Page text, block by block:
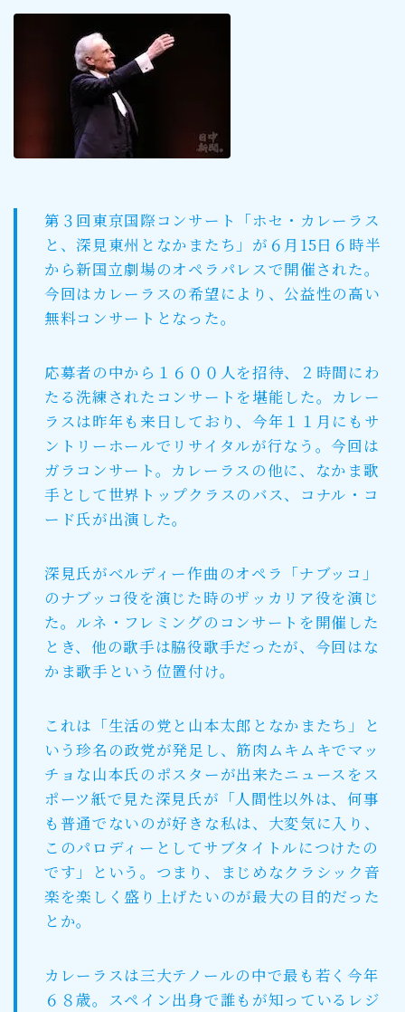
第３回東京国際コンサート「ホセ・カレーラス
と、深見東州となかまたち」が６月15日６時半
から新国立劇場のオペラパレスで開催された。
今回はカレーラスの希望により、公益性の高い
無料コンサートとなった。
応募者の中から１６００人を招待、２時間にわ
たる洗練されたコンサートを堪能した。カレー
ラスは昨年も来日しており、今年１１月にもサ
ントリーホールでリサイタルが行なう。今回は
ガラコンサート。カレーラスの他に、なかま歌
手として世界トップクラスのバス、コナル・コ
ード氏が出演した。
深見氏がベルディー作曲のオペラ「ナブッコ」
のナブッコ役を演じた時のザッカリア役を演じ
た。ルネ・フレミングのコンサートを開催した
とき、他の歌手は脇役歌手だったが、今回はな
かま歌手という位置付け。
これは「生活の党と山本太郎となかまたち」と
いう珍名の政党が発足し、筋肉ムキムキでマッ
チョな山本氏のポスターが出来たニュースをス
ポーツ紙で見た深見氏が「人間性以外は、何事
も普通でないのが好きな私は、大変気に入り、
このパロディーとしてサブタイトルにつけたの
です」という。つまり、まじめなクラシック音
楽を楽しく盛り上げたいのが最大の目的だった
とか。
カレーラスは三大テノールの中で最も若く今年
６８歳。スペイン出身で誰もが知っているレジ